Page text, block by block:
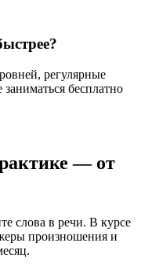
регулярные
бесплатно
— от
слова в речи. В курсе
произношения и